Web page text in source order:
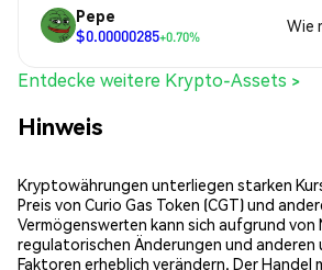
Pepe
$0.00000285+0.70%
Wie
Entdecke weitere Krypto-Assets >
Hinweis
Kryptowährungen unterliegen starken
Preis von Curio Gas Token (CGT) und
Vermögenswerten kann sich aufgrund
regulatorischen Änderungen und anderen
Faktoren erheblich verändern. Der